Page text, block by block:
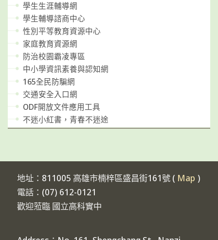
學生生涯輔導網
學生輔導諮商中心
性別平等教育資源中心
家庭教育資源網
防治校園霸凌專區
中小學資訊素養與認知網
165全民防騙網
交通安全入口網
ODF開放文件應用工具
不迷小紅書，青春不迷途
地址：811005 高雄市楠梓區盛昌街161號 ( Map )
電話：(07) 612-0121
歡迎蒞臨 國立高科實中